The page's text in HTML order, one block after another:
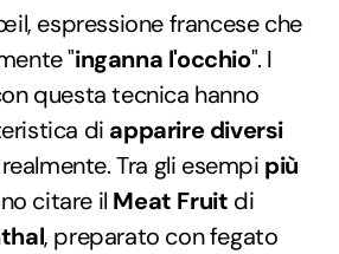
espressione francese che
"inganna l'occhio". I
questa tecnica hanno
di apparire diversi
Tra gli esempi più
citare il Meat Fruit di
, preparato con fegato